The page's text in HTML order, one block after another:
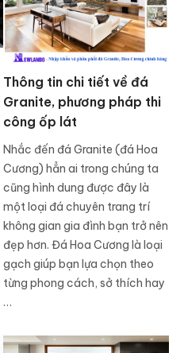
Thông tin chi tiết về đá
Granite, phương pháp thi
công ốp lát
Nhắc đến đá Granite (đá Hoa
Cương) hẳn ai trong chúng ta
cũng hình dung được đây là
một loại đá chuyên trang trí
không gian gia đình bạn trở nên
đẹp hơn. Đá Hoa Cương là loại
gạch giúp bạn lựa chọn theo
từng phong cách, sở thích hay
…